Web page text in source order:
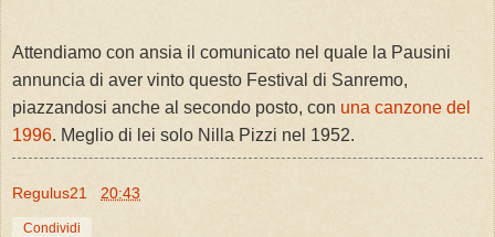
Attendiamo con ansia il comunicato nel quale la Pausini
annuncia di aver vinto questo Festival di Sanremo,
piazzandosi anche al secondo posto, con una canzone del
1996. Meglio di lei solo Nilla Pizzi nel 1952.
Regulus21 20:43
Condividi